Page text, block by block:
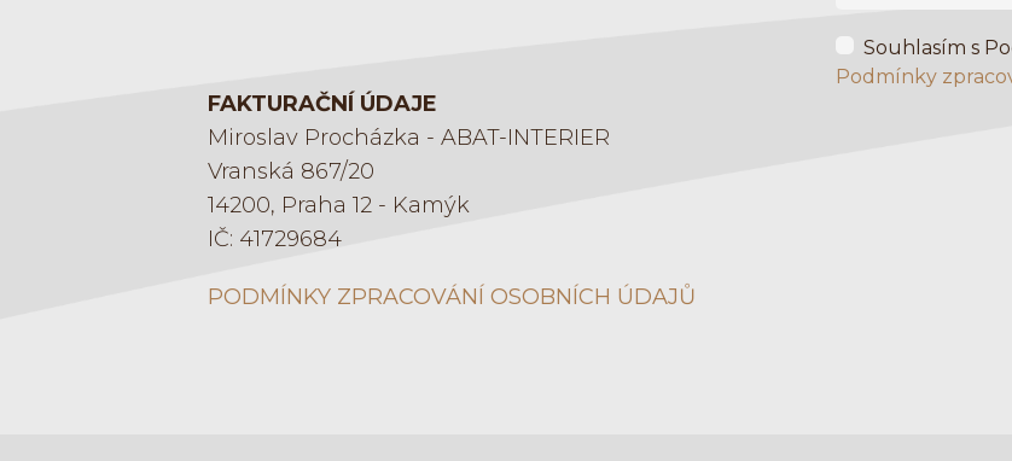
FAKTURAČNÍ ÚDAJE
Miroslav Procházka - ABAT-INTERIER
Vranská 867/20
14200, Praha 12 - Kamýk
IČ: 41729684
PODMÍNKY ZPRACOVÁNÍ OSOBNÍCH ÚDAJŮ
Souhlasím s
Podmínky